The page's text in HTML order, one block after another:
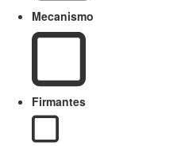
Mecanismo
Firmantes